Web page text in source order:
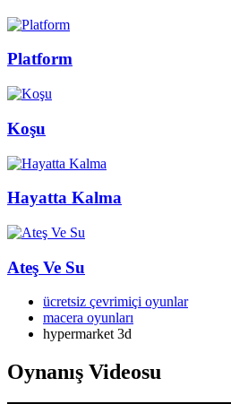
Platform
Koşu
Hayatta Kalma
Ateş Ve Su
ücretsiz çevrimiçi oyunlar
macera oyunları
hypermarket 3d
Oynanış Videosu